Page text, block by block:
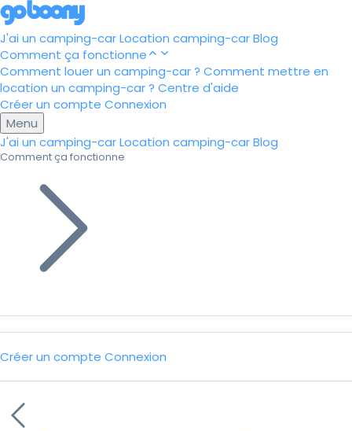
J'ai un camping-carLocation camping-carBlog
Comment ça fonctionne
Comment louer un camping-car ? Comment mettre en
location un camping-car ? Centre d'aide
Créer un compte Connexion
Menu
J'ai un camping-carLocation camping-carBlog
Comment ça fonctionne
Créer un compte Connexion